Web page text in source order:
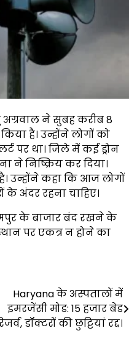
अग्रवाल ने सुबह करीब 8
है। उन्होंने लोगों को
पर था। जिले में कई ड्रोन
ने निष्क्रिय कर दिया।
उन्होंने कहा कि आज लोगों
अंदर रहना चाहिए।
के बाजार बंद रखने के
पर एकत्र न होने का
Haryana के अस्पतालों में
इमरजेंसी मोड: 15 हजार बेड
डॉक्टरों की छुट्टियां रद्द।